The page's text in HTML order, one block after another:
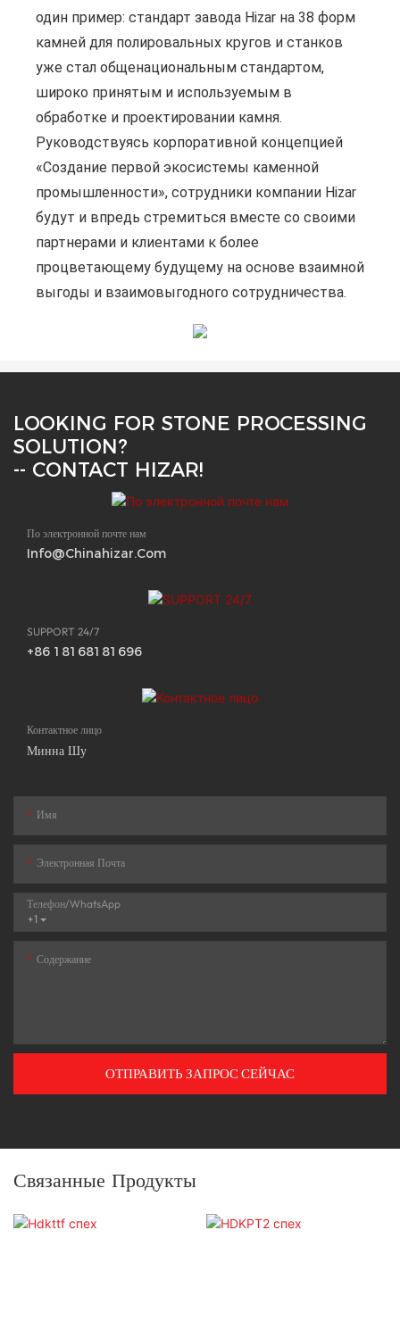
один пример: стандарт завода Hizar на 38 форм
камней для полировальных кругов и станков
уже стал общенациональным стандартом,
широко принятым и используемым в
обработке и проектировании камня.
Руководствуясь корпоративной концепцией
«Создание первой экосистемы каменной
промышленности», сотрудники компании Hizar
будут и впредь стремиться вместе со своими
партнерами и клиентами к более
процветающему будущему на основе взаимной
выгоды и взаимовыгодного сотрудничества.
LOOKING FOR STONE PROCESSING
SOLUTION?
-- CONTACT HIZAR!
По электронной почте нам
Info@chinahizar.com
SUPPORT 24/7
+86 18168181696
Контактное лицо
Минна Шу
Имя
Электронная Почта
+1
Телефон/WhatsApp
Содержание
ОТПРАВИТЬ ЗАПРОС СЕЙЧАС
Связанные Продукты